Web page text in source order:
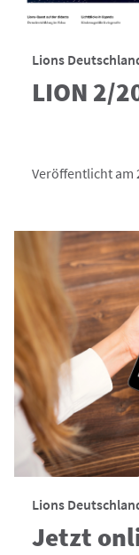
Lions
LION 2/
Veröffentlicht am
Lions
Jetzt